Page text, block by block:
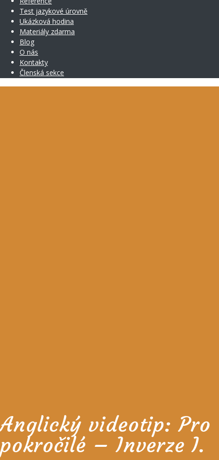
Test jazykové úrovně
Ukázková hodina
Materiály zdarma
Blog
O nás
Kontakty
Členská sekce
Anglický videotip: Pro
pokročilé – Inverze I.